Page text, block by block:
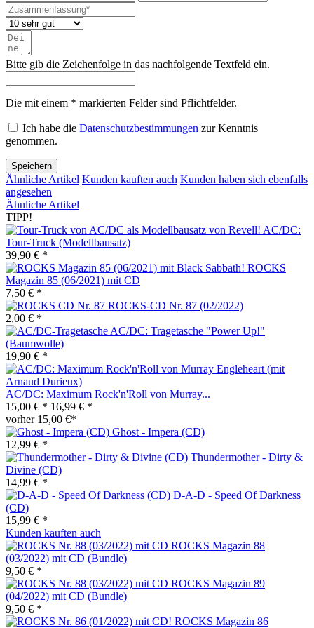
Bitte gib die Zeichenfolge in das nachfolgende Textfeld ein.
Die mit einem * markierten Felder sind Pflichtfelder.
Ich habe die Datenschutzbestimmungen zur Kenntnis
genommen.
Speichern
Ähnliche Artikel Kunden kauften auch Kunden haben sich ebenfalls
angesehen
Ähnliche Artikel
TIPP!
AC/DC:
Tour-Truck (Modellbausatz)
39,90 € *
ROCKS
Magazin 85 (06/2021) mit CD
7,50 € *
ROCKS-CD Nr. 87 (02/2022)
2,00 € *
AC/DC: Tragetasche "Power Up!"
(Baumwolle)
19,90 € *
AC/DC: Maximum Rock'n'Roll von Murray...
15,00 € * 16,99 € *
vorher 15,00 €*
Ghost - Impera (CD)
12,99 € *
Thundermother - Dirty &
Divine (CD)
14,99 € *
D-A-D - Speed Of Darkness
(CD)
15,99 € *
Kunden kauften auch
ROCKS Magazin 88
(03/2022) mit CD (Bundle)
9,50 € *
ROCKS Magazin 89
(04/2022) mit CD (Bundle)
9,50 € *
ROCKS Magazin 86